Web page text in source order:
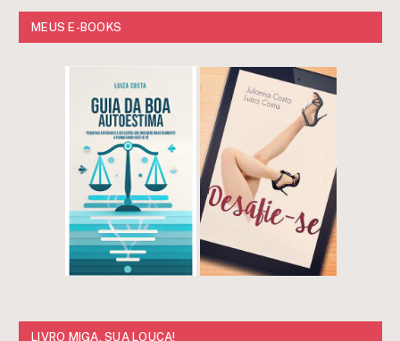
MEUS E-BOOKS
LIVRO MIGA, SUA LOUCA!